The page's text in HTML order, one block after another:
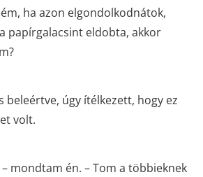
ha azon elgondolkodnátok,
papírgalacsint eldobta, akkor
beleértve, úgy ítélkezett, hogy ez
volt.
mondtam én. – Tom a többieknek